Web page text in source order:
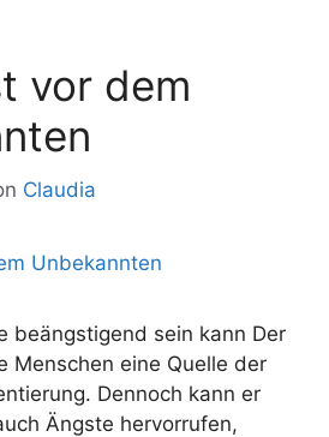
vor dem
Claudia
beängstigend sein kann Der
Menschen eine Quelle der
Dennoch kann er
Ängste hervorrufen,